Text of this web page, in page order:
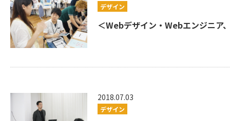
デザイン
＜Webデザイン・Webエンジニア
2018.07.03
デザイン